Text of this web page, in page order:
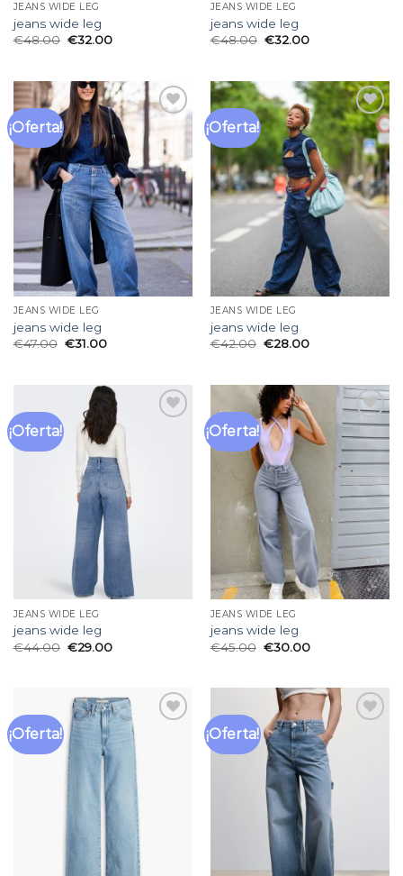
JEANS WIDE LEG
jeans wide leg
€48.00 €32.00
JEANS WIDE LEG
jeans wide leg
€48.00 €32.00
¡Oferta!
Añadir
a la
lista
de
deseos
JEANS WIDE LEG
jeans wide leg
€47.00 €31.00
¡Oferta!
Añadir
a la
lista
de
deseos
JEANS WIDE LEG
jeans wide leg
€42.00 €28.00
¡Oferta!
JEANS WIDE LEG
jeans wide leg
€44.00 €29.00
¡Oferta!
Añadir
a la
lista
de
deseos
JEANS WIDE LEG
jeans wide leg
€45.00 €30.00
¡Oferta! ¡Oferta!